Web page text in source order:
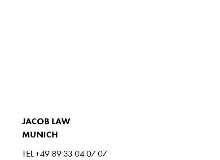
JACOB LAW
MUNICH
TEL +49 89 33 04 07 07